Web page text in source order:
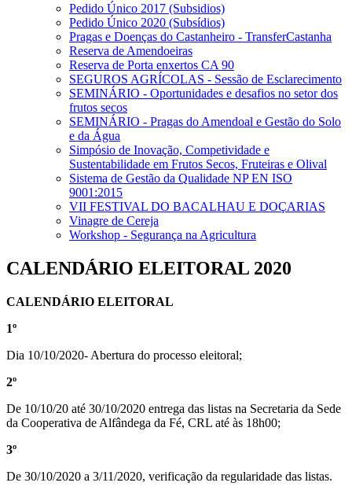
Pedido Único 2017 (Subsidios)
Pedido Único 2020 (Subsídios)
Pragas e Doenças do Castanheiro - TransferCastanha
Reserva de Amendoeiras
Reserva de Porta enxertos CA 90
SEGUROS AGRÍCOLAS - Sessão de Esclarecimento
SEMINÁRIO - Oportunidades e desafios no setor dos
frutos secos
SEMINÁRIO - Pragas do Amendoal e Gestão do Solo
e da Água
Simpósio de Inovação, Competividade e
Sustentabilidade em Frutos Secos, Fruteiras e Olival
Sistema de Gestão da Qualidade NP EN ISO
9001:2015
VII FESTIVAL DO BACALHAU E DOÇARIAS
Vinagre de Cereja
Workshop - Segurança na Agricultura
CALENDÁRIO ELEITORAL 2020
CALENDÁRIO ELEITORAL
1º
Dia 10/10/2020- Abertura do processo eleitoral;
2º
De 10/10/20 até 30/10/2020 entrega das listas na Secretaria da Sede
da Cooperativa de Alfândega da Fé, CRL até às 18h00;
3º
De 30/10/2020 a 3/11/2020, verificação da regularidade das listas.